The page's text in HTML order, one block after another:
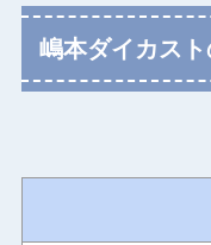
嶋本ダイカス